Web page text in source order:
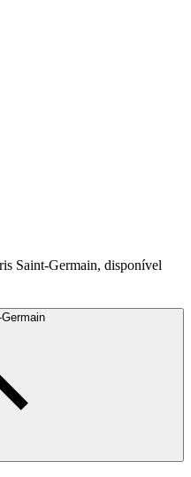
Saint-Germain, disponível